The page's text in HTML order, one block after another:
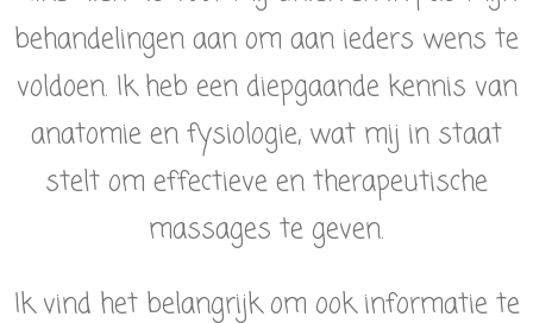
behandelingen aan om aan ieders wens te
voldoen. Ik heb een diepgaande kennis van
anatomie en fysiologie, wat mij in staat
stelt om effectieve en therapeutische
massages te geven.
Ik vind het belangrijk om ook informatie te